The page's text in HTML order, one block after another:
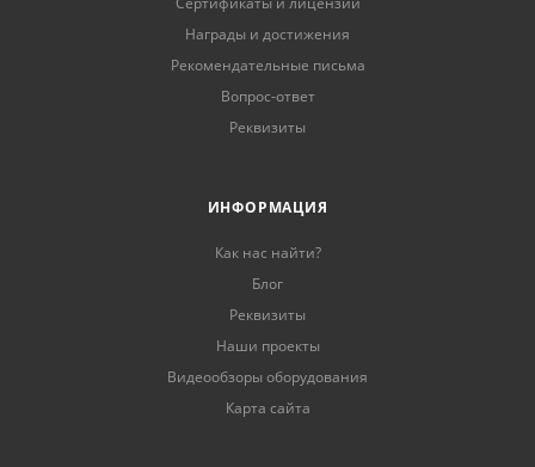
Награды и достижения
Рекомендательные письма
Вопрос-ответ
Реквизиты
ИНФОРМАЦИЯ
Как нас найти?
Блог
Реквизиты
Наши проекты
Видеообзоры оборудования
Карта сайта